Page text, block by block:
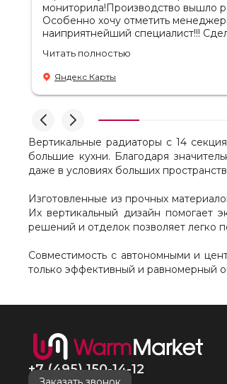
мониторила!Производство вышло
Особенно хочу отметить
наиприятнейший специалист!!!
лучшую цену. Всегда на связи, на
есть ответы. Доставка на удобный
время! Никаких замечаний, только
удовольствие от взаимодействия с
рекомендовать не задумываясь! И
чудесные радиаторы будут греть
нареканий холодными
много-много лет) СПАСИБО!!!!
Читать полностью
Яндекс Карты
Вертикальные радиаторы с 14
большие кухни. Благодаря
даже в условиях больших
Изготовленные из прочных
Их вертикальный дизайн помогает
решений и отделок позволяет легко
Совместимость с автономными и
только эффективный и равномерный
+7 (495) 150-14-12